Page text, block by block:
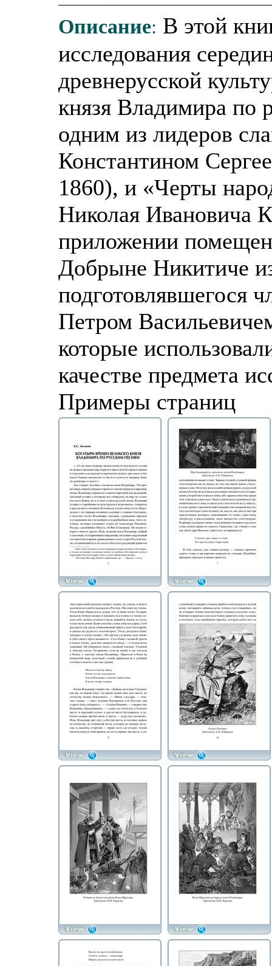
Описание: В этой
исследования
древнерусской
князя Владимира по
одним из лидеров
Константином
1860), и «Черты
Николая Ивановича
приложении
Добрыне Никитиче
подготовлявшегося
Петром
которые
качестве предмета
Примеры страниц